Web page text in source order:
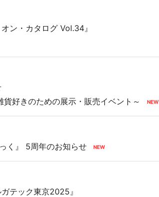
ン・カタログ Vol.34』
好きのための展示・販売イベント～
く』 5周年のお知らせ
テック東京2025』